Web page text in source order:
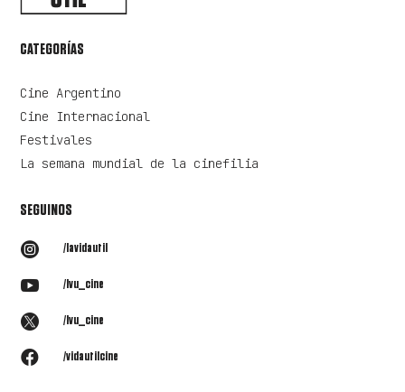
CATEGORÍAS
Cine Argentino
Cine Internacional
Festivales
La semana mundial de la cinefilia
SEGUINOS
 /lavidautil
 /lvu_cine
 /lvu_cine
 /vidautilcine